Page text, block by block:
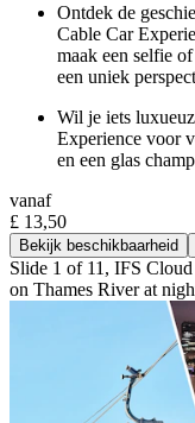
Ontdek de
Cable Car
maak een selfie
een uniek
Wil je iets
Experience voor
en een glas
vanaf
£ 13,50
Bekijk beschikbaarheid
Slide 1 of 11, IFS
on Thames River at